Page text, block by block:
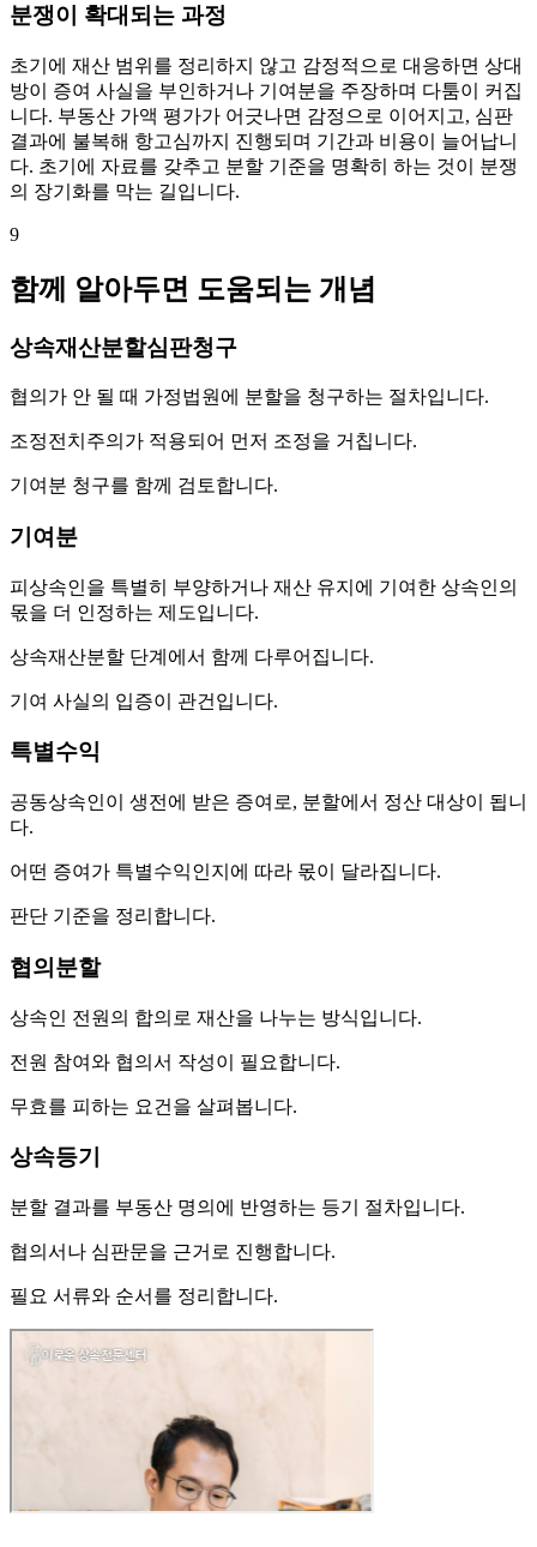
분쟁이 확대되는 과정
초기에 재산 범위를 정리하지 않고 감정적으로 대응하면 상대
방이 증여 사실을 부인하거나 기여분을 주장하며 다툼이 커집
니다. 부동산 가액 평가가 어긋나면 감정으로 이어지고, 심판
결과에 불복해 항고심까지 진행되며 기간과 비용이 늘어납니
다. 초기에 자료를 갖추고 분할 기준을 명확히 하는 것이 분쟁
의 장기화를 막는 길입니다.
9
함께 알아두면 도움되는 개념
상속재산분할심판청구
협의가 안 될 때 가정법원에 분할을 청구하는 절차입니다.
조정전치주의가 적용되어 먼저 조정을 거칩니다.
기여분 청구를 함께 검토합니다.
기여분
피상속인을 특별히 부양하거나 재산 유지에 기여한 상속인의
몫을 더 인정하는 제도입니다.
상속재산분할 단계에서 함께 다루어집니다.
기여 사실의 입증이 관건입니다.
특별수익
공동상속인이 생전에 받은 증여로, 분할에서 정산 대상이 됩니
다.
어떤 증여가 특별수익인지에 따라 몫이 달라집니다.
판단 기준을 정리합니다.
협의분할
상속인 전원의 합의로 재산을 나누는 방식입니다.
전원 참여와 협의서 작성이 필요합니다.
무효를 피하는 요건을 살펴봅니다.
상속등기
분할 결과를 부동산 명의에 반영하는 등기 절차입니다.
협의서나 심판문을 근거로 진행합니다.
필요 서류와 순서를 정리합니다.